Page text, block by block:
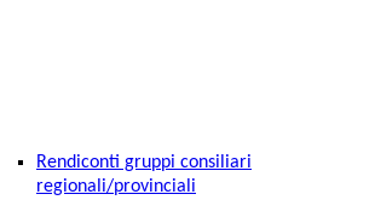
Rendiconti gruppi consiliari
regionali/provinciali